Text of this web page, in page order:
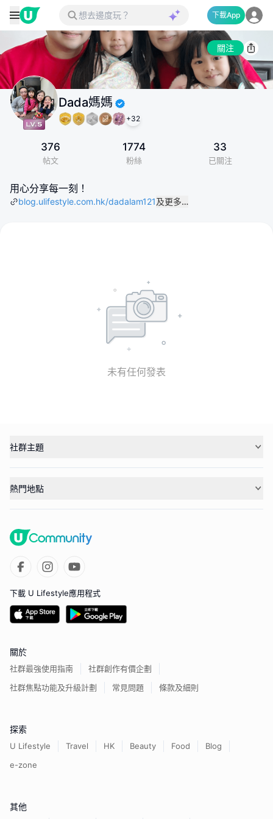
下載App
關注
Dada媽媽
+32
376
帖文
1774
粉絲
33
已關注
用心分享每一刻！
blog.ulifestyle.com.hk/dadalam121及更多…
未有任何發表
社群主題
熱門地點
下載 U Lifestyle應用程式
關於
社群最強使用指南
社群創作有價企劃
社群焦點功能及升級計劃
常見問題 條款及細則
探索
U Lifestyle Travel HK Beauty Food
Blog
e-zone
其他